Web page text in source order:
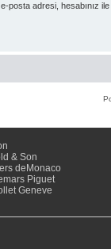
posta adresi, hesabınız ile
& Son
deMonaco
Piguet
Geneve